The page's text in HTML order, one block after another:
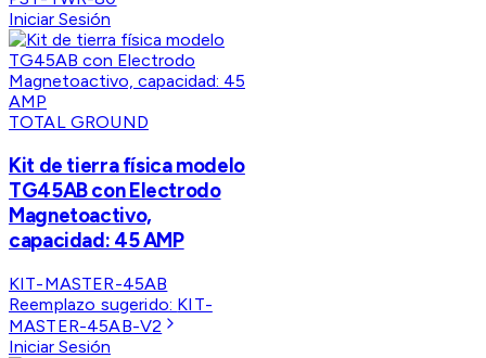
Iniciar Sesión
TOTAL GROUND
Kit de tierra física modelo
TG45AB con Electrodo
Magnetoactivo,
capacidad: 45 AMP
KIT-MASTER-45AB
Reemplazo sugerido: KIT-
MASTER-45AB-V2
Iniciar Sesión